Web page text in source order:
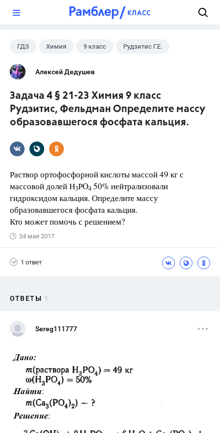
ГДЗ Химия 9 класс Рудзитис Г.Е.
Алексей Дедушев
Задача 4 § 21-23 Химия 9 класс
Рудзитис, Фельдман Определите массу
образовавшегося фосфата кальция.
Раствор ортофосфорной кислоты массой 49 кг с
массовой долей Н3РO4 50% нейтрализовали
гидроксидом кальция. Определите массу
образовавшегося фосфата кальция.
Кто может помочь с решением?
24 мая 2017
1 ответ
ОТВЕТЫ 1
Sereg111777